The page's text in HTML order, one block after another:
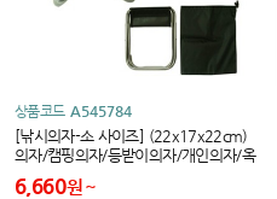
상품코드 A545784
[낚시의자-소 사이즈] (22x17x22cm)
의자/캠핑의자/등받이의자/개인의자/옥
스포드/인쇄가능
6,660원